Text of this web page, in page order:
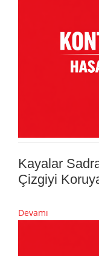
Kayalar
Çizgiyi
Devamı